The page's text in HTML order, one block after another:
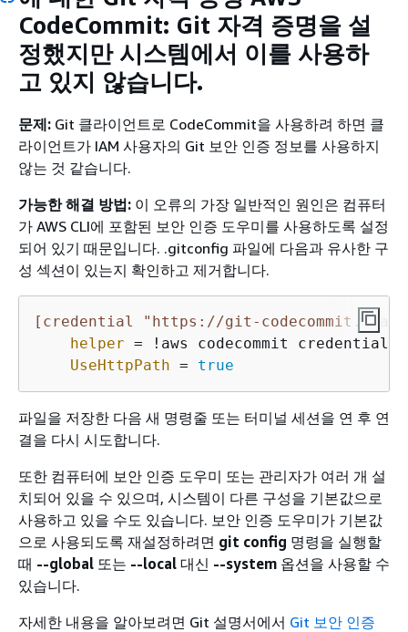
CodeCommit: Git 자격 증명을 설
정했지만 시스템에서 이를 사용하
고 있지 않습니다.
문제: Git 클라이언트로 CodeCommit을 사용하려 하면 클
라이언트가 IAM 사용자의 Git 보안 인증 정보를 사용하지
않는 것 같습니다.
가능한 해결 방법: 이 오류의 가장 일반적인 원인은 컴퓨터
가 AWS CLI에 포함된 보안 인증 도우미를 사용하도록 설정
되어 있기 때문입니다. .gitconfig 파일에 다음과 유사한 구
성 섹션이 있는지 확인하고 제거합니다.
[credential "https://git-
helper = !aws codecommit credential-
UseHttpPath = true
파일을 저장한 다음 새 명령줄 또는 터미널 세션을 연 후 연
결을 다시 시도합니다.
또한 컴퓨터에 보안 인증 도우미 또는 관리자가 여러 개 설
치되어 있을 수 있으며, 시스템이 다른 구성을 기본값으로
사용하고 있을 수도 있습니다. 보안 인증 도우미가 기본값
으로 사용되도록 재설정하려면 git config 명령을 실행할
때 --global 또는 --local 대신 --system 옵션을 사용할 수
있습니다.
자세한 내용을 알아보려면 Git 설명서에서 Git 보안 인증